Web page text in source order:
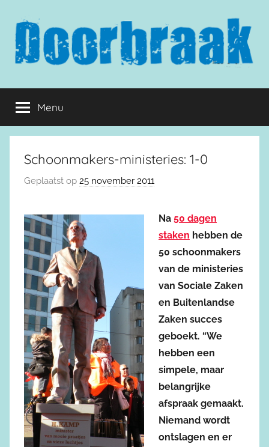
inhoud
springen
Doorbraak.eu
Menu
Schoonmakers-ministeries: 1-0
Geplaatst op 25 november 2011
Na 50 dagen
staken hebben de
50 schoonmakers
van de ministeries
van Sociale Zaken
en Buitenlandse
Zaken succes
geboekt. “We
hebben een
simpele, maar
belangrijke
afspraak gemaakt.
Niemand wordt
ontslagen en er